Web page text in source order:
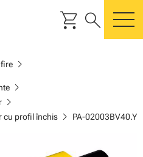
shopping_cart search
chevron_right
chevron_right
chevron_right
cu profil închischevron_right PA-02003BV40.Y